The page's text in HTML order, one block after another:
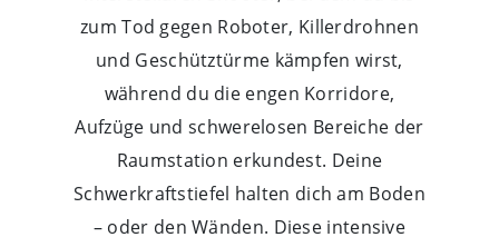
zum Tod gegen Roboter, Killerdrohnen
und Geschütztürme kämpfen wirst,
während du die engen Korridore,
Aufzüge und schwerelosen Bereiche der
Raumstation erkundest. Deine
Schwerkraftstiefel halten dich am Boden
– oder den Wänden. Diese intensive